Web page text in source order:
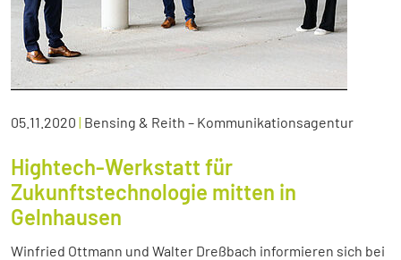
05.11.2020 | Bensing & Reith – Kommunikationsagentur
Hightech-Werkstatt für
Zukunftstechnologie mitten in
Gelnhausen
Winfried Ottmann und Walter Dreßbach informieren sich bei